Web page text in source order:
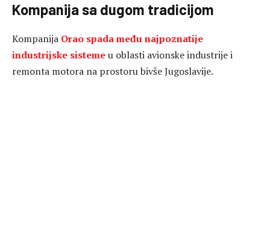
Kompanija sa dugom tradicijom
Kompanija Orao spada među najpoznatije
industrijske sistemeu oblasti avionske industrije i
remonta motora na prostoru bivše Jugoslavije.